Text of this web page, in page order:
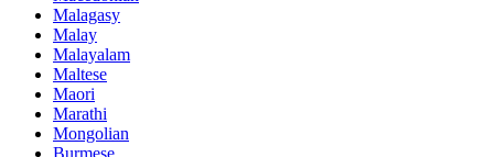
Malagasy
Malay
Malayalam
Maltese
Maori
Marathi
Mongolian
Burmese